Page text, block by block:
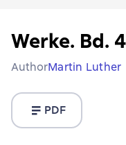
Werke. Bd. 4
AuthorMartin Luther
PDF